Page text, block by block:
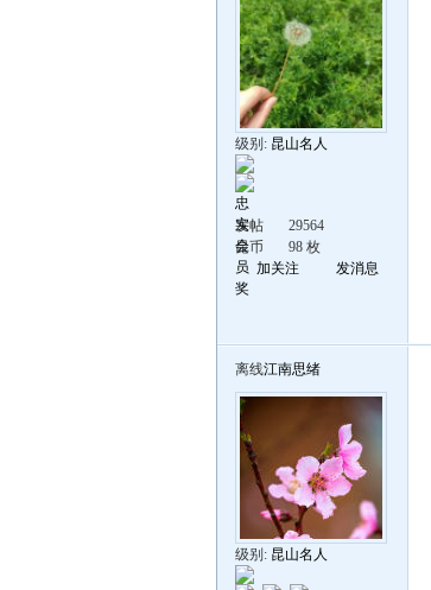
级别: 昆山名人
发帖
29564
昆币
98 枚
加关注
发消息
离线江南思绪
级别: 昆山名人